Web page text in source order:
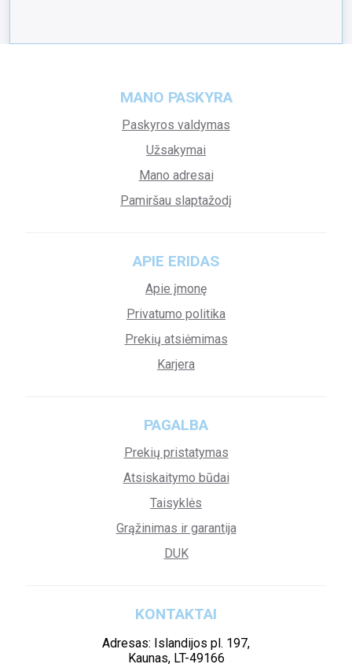
MANO PASKYRA
Paskyros valdymas
Užsakymai
Mano adresai
Pamiršau slaptažodį
APIE ERIDAS
Apie įmonę
Privatumo politika
Prekių atsiėmimas
Karjera
PAGALBA
Prekių pristatymas
Atsiskaitymo būdai
Taisyklės
Grąžinimas ir garantija
DUK
KONTAKTAI
Adresas: Islandijos pl. 197,
Kaunas, LT-49166